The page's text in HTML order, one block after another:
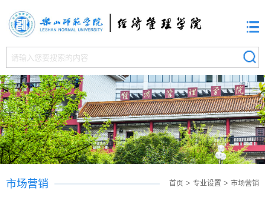
首页 > 专业设置 > 市场营销
市场营销